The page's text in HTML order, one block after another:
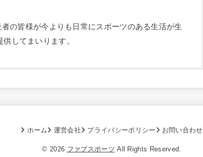
の皆様が今よりも日常にスポーツのある生活が生
してまいります。
ホーム 運営会社 プライバシーポリシー お問い合わせ
© 2026 ファブスポーツ All Rights Reserved.